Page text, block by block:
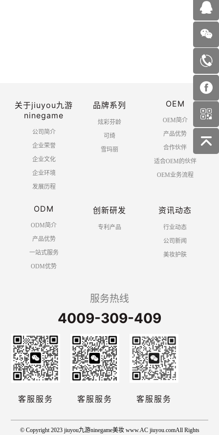
5 下一页
关于jiuyou九游
ninegame
公司简介
企业荣誉
企业文化
企业环境
发展历程
品牌系列
炫彩芬龄
可绮
雪玛丽
OEM
OEM简介
产品优势
合作伙伴
适合OEM的伙伴
OEM业务流程
ODM
ODM简介
产品优势
一站式服务
ODM优势
创新研发
专利产品
资讯动态
行业动态
公司新闻
美妆护肤
服务热线
4009-309-409
客服服务 客服服务 客服服务
© Copyright 2023 jiuyou九游ninegame美妆 www.AC jiuyou.comAll Rights